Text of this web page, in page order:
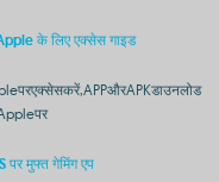
के लिए एक्सेस गाइड
मुफ्त गेमिंग एप